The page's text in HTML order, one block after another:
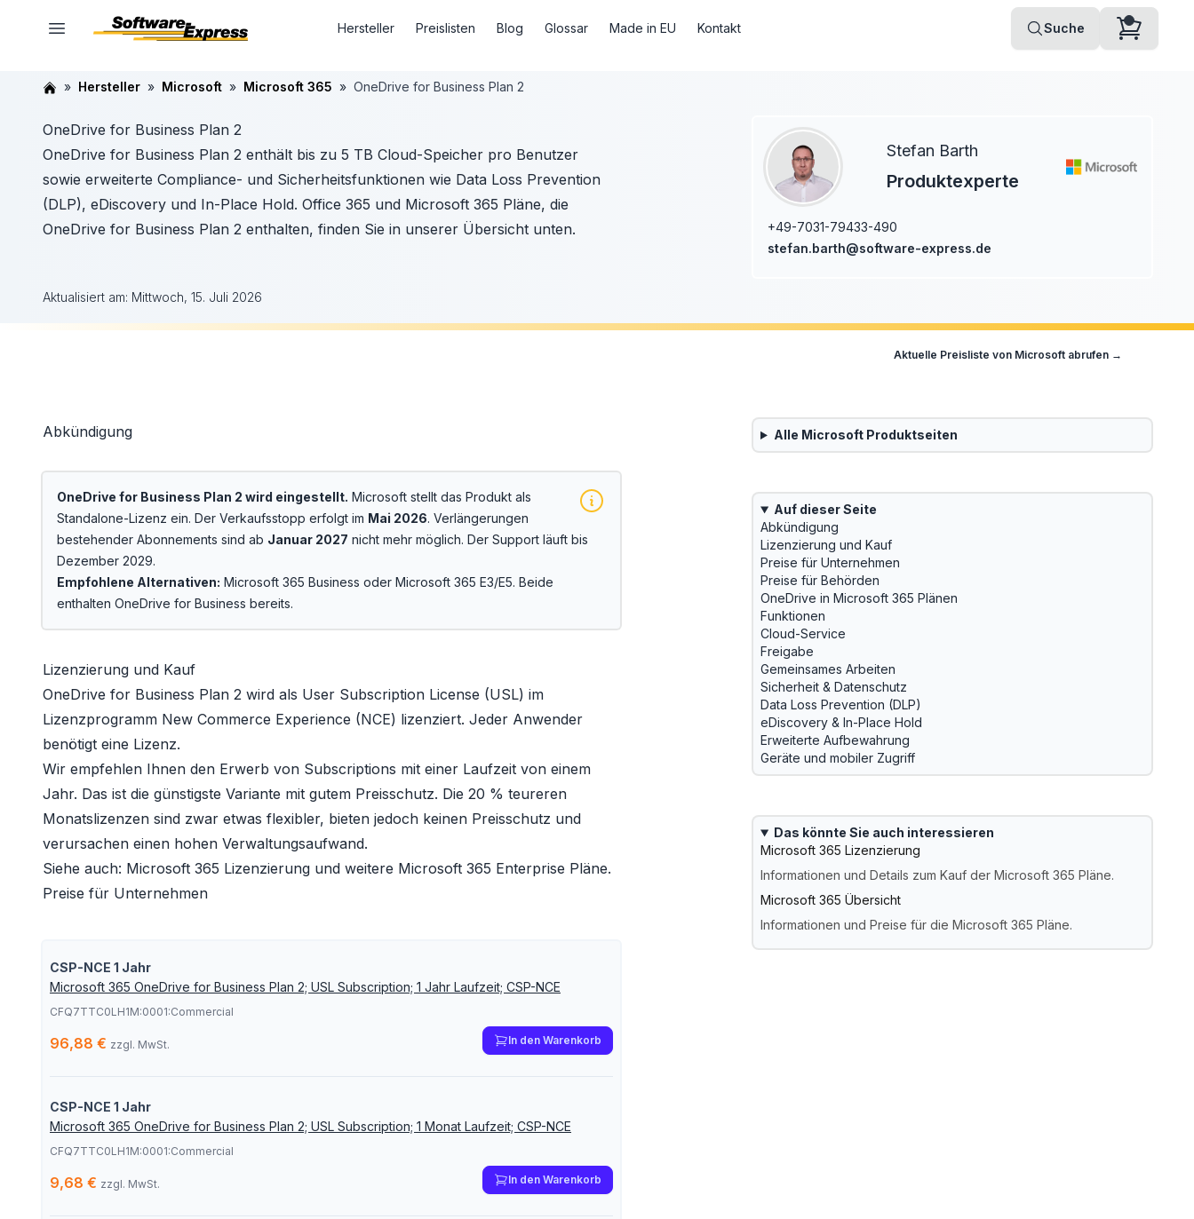
Hersteller Preislisten Blog Glossar Made in EU Kontakt Suche
Hersteller Microsoft Microsoft 365 OneDrive for Business Plan 2
OneDrive for Business Plan 2
OneDrive for Business Plan 2 enthält bis zu 5 TB Cloud-Speicher pro Benutzer
sowie erweiterte Compliance- und Sicherheitsfunktionen wie Data Loss Prevention
(DLP), eDiscovery und In-Place Hold. Office 365 und Microsoft 365 Pläne, die
OneDrive for Business Plan 2 enthalten, finden Sie in unserer Übersicht unten.
Stefan Barth
Produktexperte
+49-7031-79433-490
stefan.barth@software-express.de
Aktualisiert am: Mittwoch, 15. Juli 2026
Aktuelle Preisliste von Microsoft abrufen →
Abkündigung
OneDrive for Business Plan 2 wird eingestellt. Microsoft stellt das Produkt als
Standalone-Lizenz ein. Der Verkaufsstopp erfolgt im Mai 2026. Verlängerungen
bestehender Abonnements sind ab Januar 2027 nicht mehr möglich. Der Support läuft bis
Dezember 2029.
Empfohlene Alternativen: Microsoft 365 Business oder Microsoft 365 E3/E5. Beide
enthalten OneDrive for Business bereits.
Lizenzierung und Kauf
OneDrive for Business Plan 2 wird als User Subscription License (USL) im
Lizenzprogramm New Commerce Experience (NCE) lizenziert. Jeder Anwender
benötigt eine Lizenz.
Wir empfehlen Ihnen den Erwerb von Subscriptions mit einer Laufzeit von einem
Jahr. Das ist die günstigste Variante mit gutem Preisschutz. Die 20 % teureren
Monatslizenzen sind zwar etwas flexibler, bieten jedoch keinen Preisschutz und
verursachen einen hohen Verwaltungsaufwand.
Siehe auch: Microsoft 365 Lizenzierung und weitere Microsoft 365 Enterprise Pläne.
Preise für Unternehmen
CSP-NCE 1 Jahr
Microsoft 365 OneDrive for Business Plan 2; USL Subscription; 1 Jahr Laufzeit; CSP-NCE
CFQ7TTC0LH1M:0001:Commercial
96,88 € zzgl. MwSt. In den Warenkorb
CSP-NCE 1 Jahr
Microsoft 365 OneDrive for Business Plan 2; USL Subscription; 1 Monat Laufzeit; CSP-NCE
CFQ7TTC0LH1M:0001:Commercial
9,68 € zzgl. MwSt. In den Warenkorb
Alle MicrosoftProduktseiten
Auf dieser Seite
Abkündigung
Lizenzierung und Kauf
Preise für Unternehmen
Preise für Behörden
OneDrive in Microsoft 365 Plänen
Funktionen
Cloud-Service
Freigabe
Gemeinsames Arbeiten
Sicherheit & Datenschutz
Data Loss Prevention (DLP)
eDiscovery & In-Place Hold
Erweiterte Aufbewahrung
Geräte und mobiler Zugriff
Das könnte Sie auch interessieren
Microsoft 365 Lizenzierung
Informationen und Details zum Kauf der Microsoft 365 Pläne.
Microsoft 365 Übersicht
Informationen und Preise für die Microsoft 365 Pläne.